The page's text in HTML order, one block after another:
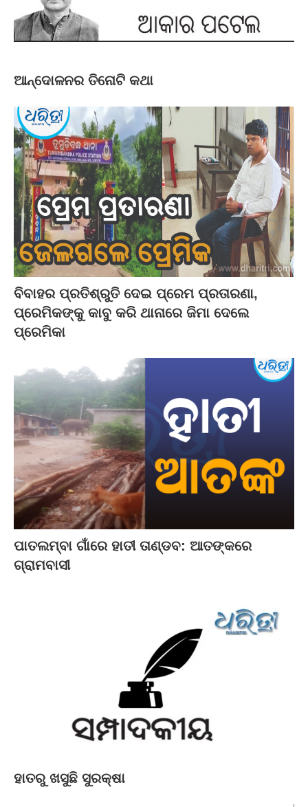
ଆନ୍ଦୋଳନର ତିନୋଟି କଥା
ବିବାହର ପ୍ରତିଶ୍ରୁତି ଦେଇ ପ୍ରେମ ପ୍ରତାରଣା,
ପ୍ରେମିକଙ୍କୁ କାବୁ କରି ଥାନାରେ ଜିମା ଦେଲେ
ପ୍ରେମିକା
ପାତଲମ୍ବା ଗାଁରେ ହାତୀ ତାଣ୍ଡବ: ଆତଙ୍କରେ
ଗ୍ରାମବାସୀ
ହାତରୁ ଖସୁଛି ସୁରକ୍ଷା